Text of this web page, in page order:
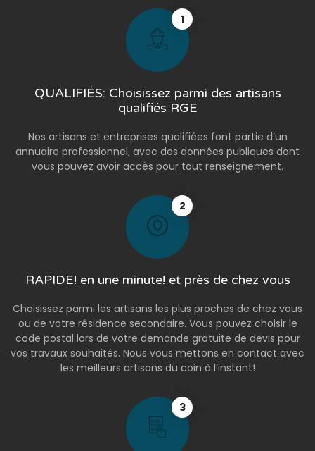
1
QUALIFIÉS: Choisissez parmi des artisans
qualifiés RGE
Nos artisans et entreprises qualifiées font partie d’un
annuaire professionnel, avec des données publiques dont
vous pouvez avoir accès pour tout renseignement.
2
RAPIDE! en une minute! et près de chez vous
Choisissez parmi les artisans les plus proches de chez vous
ou de votre résidence secondaire. Vous pouvez choisir le
code postal lors de votre demande gratuite de devis pour
vos travaux souhaités. Nous vous mettons en contact avec
les meilleurs artisans du coin à l’instant!
3